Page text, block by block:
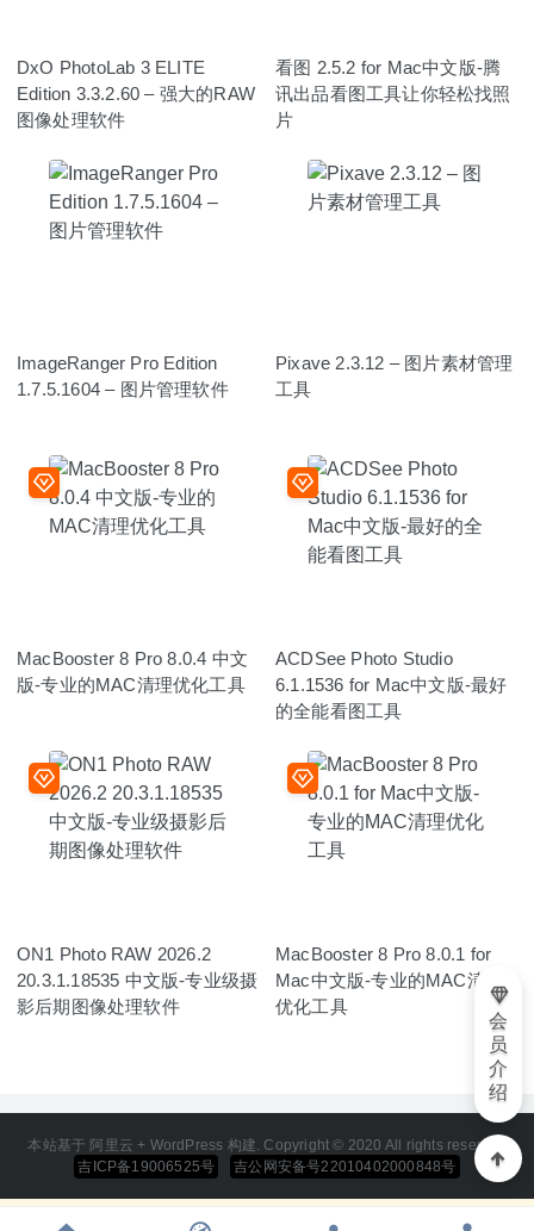
DxO PhotoLab 3 ELITE
Edition 3.3.2.60 – 强大的RAW
图像处理软件
看图 2.5.2 for Mac中文版-腾
讯出品看图工具让你轻松找照
片
ImageRanger Pro Edition
1.7.5.1604 – 图片管理软件
Pixave 2.3.12 – 图片素材管理
工具
MacBooster 8 Pro 8.0.4 中文
版-专业的MAC清理优化工具
ACDSee Photo Studio
6.1.1536 for Mac中文版-最好
的全能看图工具
ON1 Photo RAW 2026.2
20.3.1.18535 中文版-专业级摄
影后期图像处理软件
MacBooster 8 Pro 8.0.1 for
Mac中文版-专业的MAC清理
优化工具
本站基于 阿里云 + WordPress 构建. Copyright © 2020 All rights reserved
吉ICP备19006525号
吉公网安备号22010402000848号
会
员
介
绍